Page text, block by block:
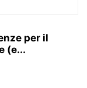
per il
(e...